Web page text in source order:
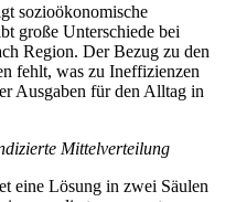
sozioökonomische
große Unterschiede bei
Region. Der Bezug zu den
fehlt, was zu Ineffizienzen
Ausgaben für den Alltag in
Mittelverteilung
eine Lösung in zwei Säulen